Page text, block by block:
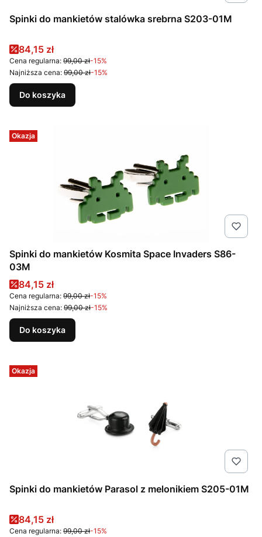
Spinki do mankietów stalówka srebrna S203-01M
Cena promocyjna
84,15 zł
Cena regularna: 99,00 zł-15%
Najniższa cena: 99,00 zł-15%
Do koszyka
Okazja
Spinki do mankietów Kosmita Space Invaders S86-
03M
Cena promocyjna
84,15 zł
Cena regularna: 99,00 zł-15%
Najniższa cena: 99,00 zł-15%
Do koszyka
Okazja
Spinki do mankietów Parasol z melonikiem S205-01M
Cena promocyjna
84,15 zł
Cena regularna: 99,00 zł-15%